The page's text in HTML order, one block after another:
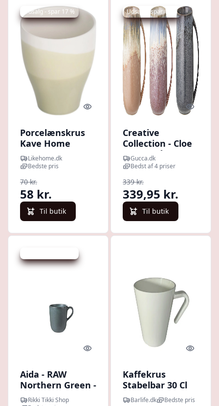
Udsalg - spar 17 %
Quick look
Porcelænskrus
Kave Home
Sayuri 11 cm
grøn kaffekop
Likehome.dk
Bedste pris
70 kr.
58 kr.
Til butik
Udsalg - spar 14 %
Quick
Creative
Collection - Cloe
Krus - Blå -
Stentøj - Sæt
Gucca.dk
Bedst af 4 priser
339 kr.
339,95 kr.
Til butik
Quick look
Aida - RAW
Northern Green -
kaffekop, 20 cl
Rikki Tikki Shop
Quick
Kaffekrus
Stabelbar 30 Cl
Hvid Pp-plastik
Barlife.dk Bedste pris